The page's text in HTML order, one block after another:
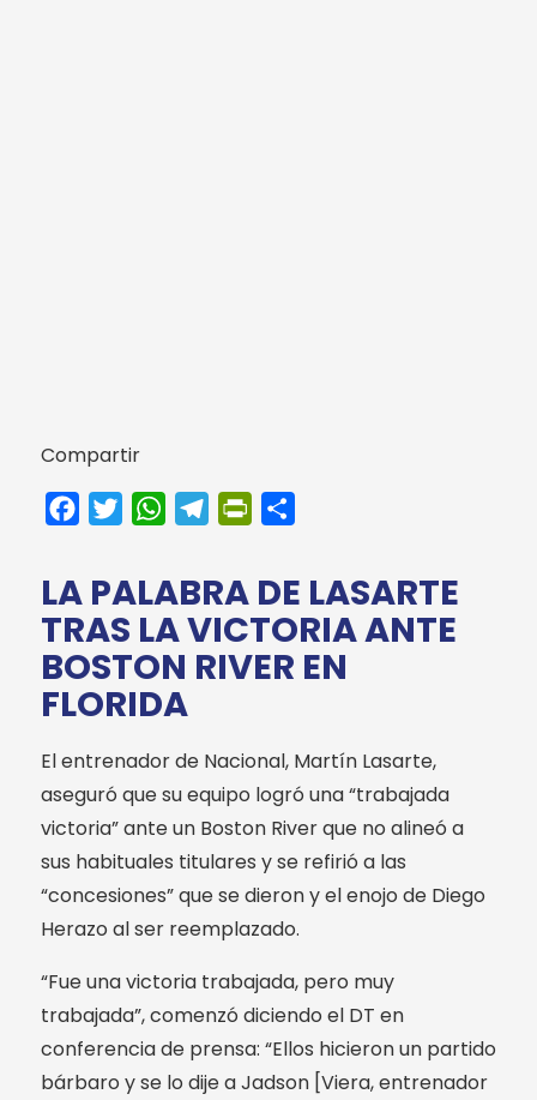
Compartir
FacebookTwitterWhatsAppTelegramPrintFriendly
LA PALABRA DE LASARTE
TRAS LA VICTORIA ANTE
BOSTON RIVER EN
FLORIDA
El entrenador de Nacional, Martín Lasarte,
aseguró que su equipo logró una “trabajada
victoria” ante un Boston River que no alineó a
sus habituales titulares y se refirió a las
“concesiones” que se dieron y el enojo de Diego
Herazo al ser reemplazado.
“Fue una victoria trabajada, pero muy
trabajada”, comenzó diciendo el DT en
conferencia de prensa: “Ellos hicieron un partido
bárbaro y se lo dije a Jadson [Viera, entrenador